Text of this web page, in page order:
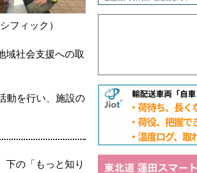
フィック）
域社会支援への取
動を行い、施設の
下の「もっと知り